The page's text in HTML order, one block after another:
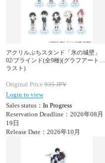
アクリルぷちスタンド「氷の城壁」
02/ブラインド(全9種)(グラフアートイ
ラスト)
Original Price 935JPY
Login to view
Sales status： In Progress
Reservation Deadline：2026年08月
19日
Release Date：2026年10月